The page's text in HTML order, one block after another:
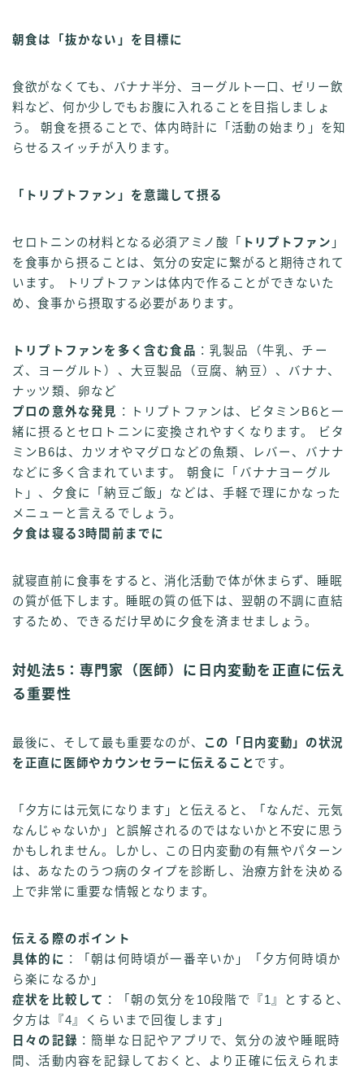
朝食は「抜かない」を目標に
食欲がなくても、バナナ半分、ヨーグルト一口、ゼリー飲
料など、何か少しでもお腹に入れることを目指しましょ
う。 朝食を摂ることで、体内時計に「活動の始まり」を知
らせるスイッチが入ります。
「トリプトファン」を意識して摂る
セロトニンの材料となる必須アミノ酸「 トリプトファン 」
を食事から摂ることは、気分の安定に繋がると期待されて
います。 トリプトファンは体内で作ることができないた
め、食事から摂取する必要があります。
トリプトファンを多く含む食品 ：乳製品（牛乳、チー
ズ、ヨーグルト）、大豆製品（豆腐、納豆）、バナナ、
ナッツ類、卵など
プロの意外な発見 ：トリプトファンは、ビタミンB6と一
緒に摂るとセロトニンに変換されやすくなります。 ビタ
ミンB6は、カツオやマグロなどの魚類、レバー、バナナ
などに多く含まれています。 朝食に「バナナヨーグル
ト」、夕食に「納豆ご飯」などは、手軽で理にかなった
メニューと言えるでしょう。
夕食は寝る3時間前までに
就寝直前に食事をすると、消化活動で体が休まらず、睡眠
の質が低下します。睡眠の質の低下は、翌朝の不調に直結
するため、できるだけ早めに夕食を済ませましょう。
対処法5：専門家（医師）に日内変動を正直に伝え
る重要性
最後に、そして最も重要なのが、
この「日内変動」の状況
を正直に医師やカウンセラーに伝えることです。
「夕方には元気になります」と伝えると、「なんだ、元気
なんじゃないか」と誤解されるのではないかと不安に思う
かもしれません。しかし、この日内変動の有無やパターン
は、あなたのうつ病のタイプを診断し、治療方針を決める
上で非常に重要な情報となります。
伝える際のポイント
具体的に ：「朝は何時頃が一番辛いか」「夕方何時頃か
ら楽になるか」
症状を比較して ：「朝の気分を10段階で『1』とすると、
夕方は『4』くらいまで回復します」
日々の記録 ：簡単な日記やアプリで、気分の波や睡眠時
間、活動内容を記録しておくと、より正確に伝えられま